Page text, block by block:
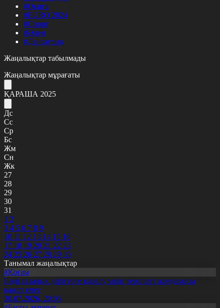
#Оқиға
#EURO 2024
#Спорт
#Әлем
#Денсаулық
Жаңалықтар табылмады
Жаңалықтар мұрағаты
ҚАРАША 2025
Дс
Сс
Ср
Бс
Жм
Сн
Жк
27
28
29
30
31
1 2
3 4 5 6 7 8 9
10 11 12 13 14 15 16
17 18 19 20 21 22 23
24 25 26 27 28 29 30
Танымал жаңалықтар
#Қоғам
Енді салалық дәрігерге қаралу үшін терапевт жолдамасы
қажет емес
30.07.2026, 20:05